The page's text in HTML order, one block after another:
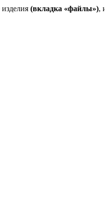
(вкладка «файлы»),